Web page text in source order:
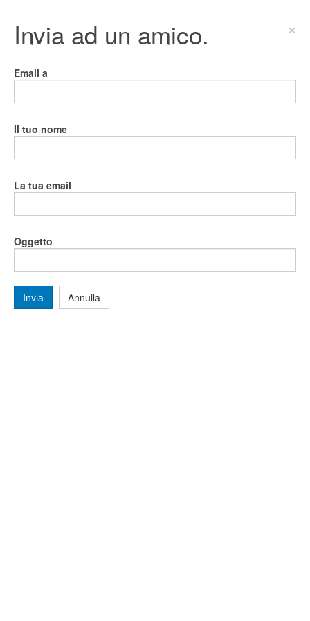
Invia ad un amico. ×
Email a
Il tuo nome
La tua email
Oggetto
Invia Annulla